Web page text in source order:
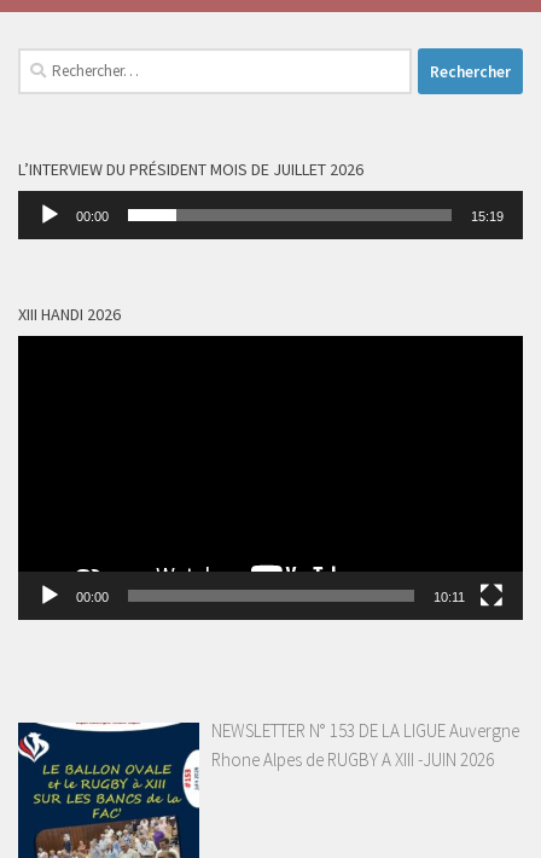
Rechercher :
L’INTERVIEW DU PRÉSIDENT MOIS DE JUILLET 2026
Lecteur
00:00 15:19
XIII HANDI 2026
00:00 10:11
NEWSLETTER N° 153 DE LA LIGUE Auvergne
Rhone Alpes de RUGBY A XIII -JUIN 2026